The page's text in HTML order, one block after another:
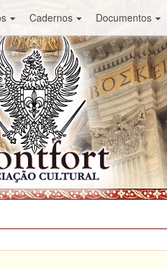
Cadernos Documentos